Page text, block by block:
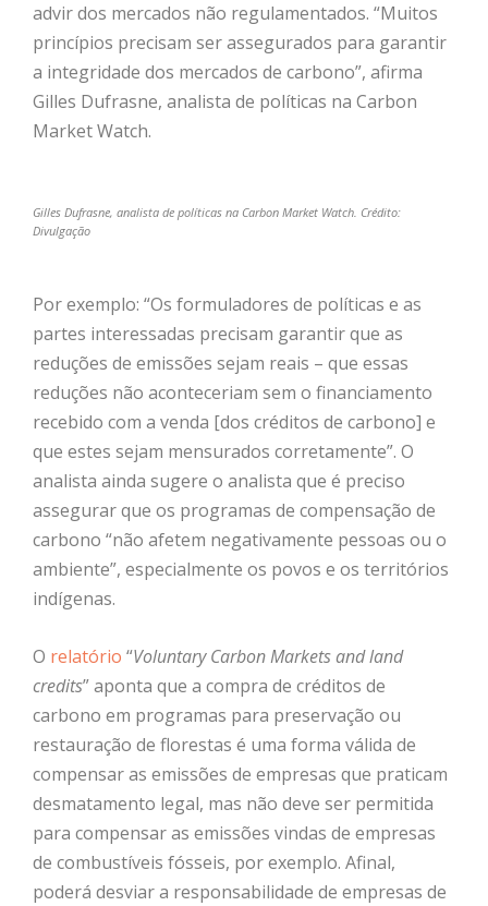
advir dos mercados não regulamentados. “Muitos
princípios precisam ser assegurados para garantir
a integridade dos mercados de carbono”, afirma
Gilles Dufrasne, analista de políticas na Carbon
Market Watch.
Gilles Dufrasne, analista de políticas na Carbon Market Watch. Crédito:
Divulgação
Por exemplo: “Os formuladores de políticas e as
partes interessadas precisam garantir que as
reduções de emissões sejam reais – que essas
reduções não aconteceriam sem o financiamento
recebido com a venda [dos créditos de carbono] e
que estes sejam mensurados corretamente”. O
analista ainda sugere o analista que é preciso
assegurar que os programas de compensação de
carbono “não afetem negativamente pessoas ou o
ambiente”, especialmente os povos e os territórios
indígenas.
O relatório “Voluntary Carbon Markets and land
credits” aponta que a compra de créditos de
carbono em programas para preservação ou
restauração de florestas é uma forma válida de
compensar as emissões de empresas que praticam
desmatamento legal, mas não deve ser permitida
para compensar as emissões vindas de empresas
de combustíveis fósseis, por exemplo. Afinal,
poderá desviar a responsabilidade de empresas de